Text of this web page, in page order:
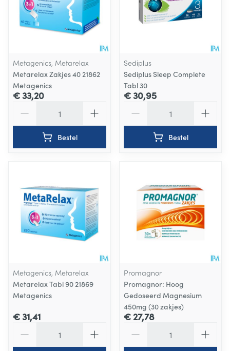
Metagenics, Metarelax
Metarelax Zakjes 40 21862
Metagenics
€ 33,20
Bestel
Sediplus
Sediplus Sleep Complete
Tabl 30
€ 30,95
Bestel
Metagenics, Metarelax
Metarelax Tabl 90 21869
Metagenics
€ 31,41
Promagnor
Promagnor: Hoog
Gedoseerd Magnesium
450mg (30 zakjes)
€ 27,78